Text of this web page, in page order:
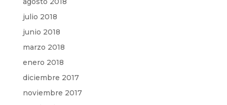
julio 2018
junio 2018
marzo 2018
enero 2018
diciembre 2017
noviembre 2017